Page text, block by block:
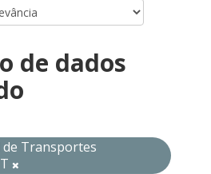
de dados
de Transportes